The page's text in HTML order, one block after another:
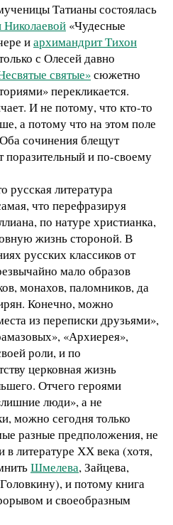
Татианы состоялась
Николаевой «Чудесные
иархимандрит Тихон
с Олесей давно
святые»сюжетно
перекликается.
И не потому, что кто-то
а потому что на этом поле
сочинения блещут
поразительный и по-своему
русская литература
что перефразируя
по натуре христианка,
жизнь стороной. В
русских классиков от
мало образов
монахов, паломников, да
Конечно, можно
из переписки друзьями»,
«Архиерея»,
роли, и по
церковная жизнь
Отчего героями
люди», а не
можно сегодня только
разные предположения, не
в литературе ХХ века (хотя,
Шмелева, Зайцева,
и потому книга
и своеобразным